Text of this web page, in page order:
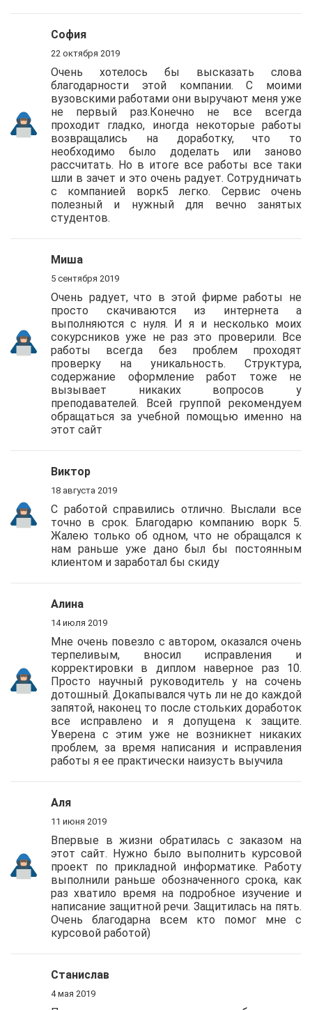
София
22 октября 2019
Очень хотелось бы высказать слова
благодарности этой компании. С моими
вузовскими работами они выручают меня уже
не первый раз.Конечно не все всегда
проходит гладко, иногда некоторые работы
возвращались на доработку, что то
необходимо было доделать или заново
рассчитать. Но в итоге все работы все таки
шли в зачет и это очень радует. Сотрудничать
с компанией ворк5 легко. Сервис очень
полезный и нужный для вечно занятых
студентов.
Миша
5 сентября 2019
Очень радует, что в этой фирме работы не
просто скачиваются из интернета а
выполняются с нуля. И я и несколько моих
сокурсников уже не раз это проверили. Все
работы всегда без проблем проходят
проверку на уникальность. Структура,
содержание оформление работ тоже не
вызывает никаких вопросов у
преподавателей. Всей группой рекомендуем
обращаться за учебной помощью именно на
этот сайт
Виктор
18 августа 2019
С работой справились отлично. Выслали все
точно в срок. Благодарю компанию ворк 5.
Жалею только об одном, что не обращался к
нам раньше уже дано был бы постоянным
клиентом и заработал бы скиду
Алина
14 июля 2019
Мне очень повезло с автором, оказался очень
терпеливым, вносил исправления и
корректировки в диплом наверное раз 10.
Просто научный руководитель у на сочень
дотошный. Докапывался чуть ли не до каждой
запятой, наконец то после стольких доработок
все исправлено и я допущена к защите.
Уверена с этим уже не возникнет никаких
проблем, за время написания и исправления
работы я ее практически наизусть выучила
Аля
11 июня 2019
Впервые в жизни обратилась с заказом на
этот сайт. Нужно было выполнить курсовой
проект по прикладной информатике. Работу
выполнили раньше обозначенного срока, как
раз хватило время на подробное изучение и
написание защитной речи. Защитилась на пять.
Очень благодарна всем кто помог мне с
курсовой работой)
Станислав
4 мая 2019